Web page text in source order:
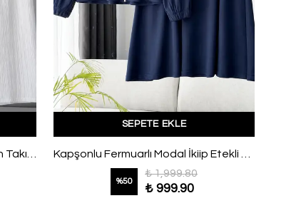
Yanı Bağlamalı Pantolonlu Müslin Takım Ekru
SEPETE EKLE
Kapşonlu Fermuarlı Modal İkiip Etekli Takım Lacivert
%50
₺ 1,999.80
₺ 999.90